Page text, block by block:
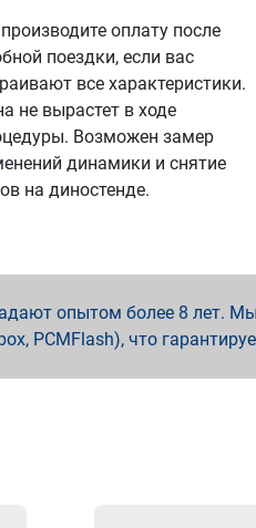
оплату после
поездки, если вас
все характеристики.
не вырастет в ходе
Возможен замер
динамики и снятие
на диностенде.
опытом более 8 лет.
PCMFlash), что